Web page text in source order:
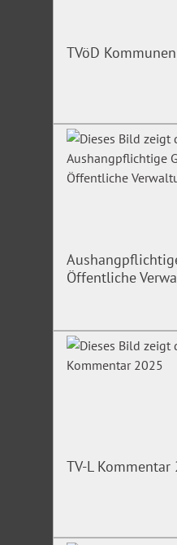
TVöD
Öffentliche
TV-L Kommentar